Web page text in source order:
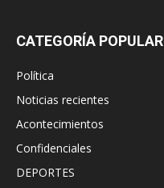
CATEGORÍA POPULAR
Política
Noticias recientes
Acontecimientos
Confidenciales
DEPORTES